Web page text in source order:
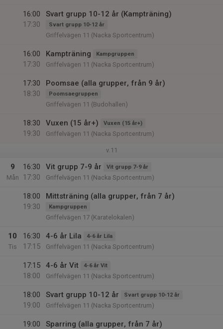
16:00
17:30
Svart grupp 10-12 år (Kampträning)
Svart grupp 10-12 år
Griffelvägen 11 (Nacka Sportcentrum)
16:00
17:30
Kampträning Kampgruppen
Griffelvägen 11 (Nacka Sportcentrum)
17:30
18:30
Poomsae (alla grupper, från 9 år)
Poomsaegruppen
Griffelvägen 11 (Budohallen)
18:30
19:30
Vuxen (15 år+) Vuxen (15 år+)
Griffelvägen 11 (Nacka Sportcentrum)
v.11
9
Mån
16:30
17:30
Vit grupp 7-9 år Vit grupp 7-9 år
Griffelvägen 11 (Nacka Sportcentrum)
18:00
19:30
Mittsträning (alla grupper, från 7 år)
Kampgruppen
Griffelvägen 17 (Karatelokalen)
10
Tis
16:30
17:15
4-6 år Lila 4-6 år Lila
Griffelvägen 11 (Nacka Sportcentrum)
17:15
18:00
4-6 år Vit 4-6 år Vit
Griffelvägen 11 (Nacka Sportcentrum)
18:00
19:00
Svart grupp 10-12 år Svart grupp 10-12 år
Griffelvägen 11 (Nacka Sportcentrum)
19:00
Sparring (alla grupper, från 7 år)